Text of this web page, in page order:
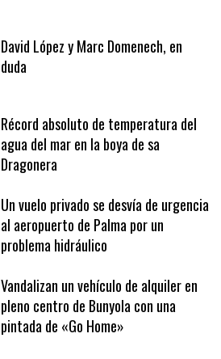
David López y Marc Domenech, en
duda
Récord absoluto de temperatura del
agua del mar en la boya de sa
Dragonera
Un vuelo privado se desvía de urgencia
al aeropuerto de Palma por un
problema hidráulico
Vandalizan un vehículo de alquiler en
pleno centro de Bunyola con una
pintada de «Go Home»